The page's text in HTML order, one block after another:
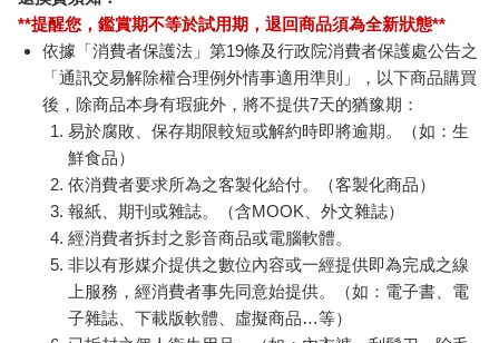
無法送達，經電話或 E-mail無法聯繫逾三天者，本公司將取
消該筆訂單，並且全額退款。
當廠商出貨後，您會收到E-mail出貨通知，您也可透過【訂
單查詢】確認出貨情況。
產品顏色可能會因網頁呈現與拍攝關係產生色差，圖片僅供
參考，商品依實際供貨樣式為準。
如果是大型商品（如：傢俱、床墊、家電、運動器材等）及
需安裝商品，請依商品頁面說明為主。訂單完成收款確認
後，出貨廠商將會和您聯繫確認相關配送等細節。
偏遠地區、樓層費及其它加價費用，皆由廠商於約定配送時
一併告知，廠商將保留出貨與否的權利。
提醒您！！